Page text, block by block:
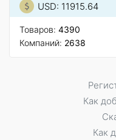
USD: 11915.64
Товаров: 4390
Компаний: 2638
Как
Как